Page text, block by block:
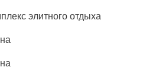
элитного отдыха